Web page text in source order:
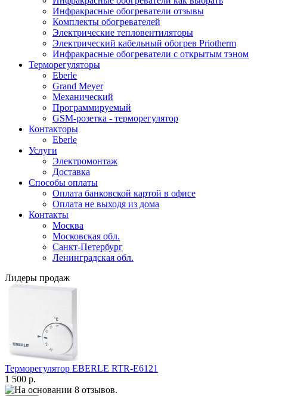
Инфракрасные обогреватели отзывы
Комплекты обогревателей
Электрические тепловентиляторы
Электрический кабельный обогрев Priotherm
Инфракрасные обогреватели с открытым тэном
Терморегуляторы
Eberle
Grand Meyer
Механический
Программируемый
GSM-розетка - терморегулятор
Контакторы
Eberle
Услуги
Электромонтаж
Доставка
Способы оплаты
Оплата банковской картой в офисе
Оплата не выходя из дома
Контакты
Москва
Московская обл.
Санкт-Петербург
Ленинградская обл.
Лидеры продаж
Терморегулятор EBERLE RTR-E6121
1 500 р.